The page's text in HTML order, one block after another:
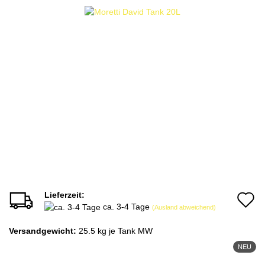
Lieferzeit:
ca. 3-4 Tage (Ausland abweichend)
Versandgewicht: 25.5 kg je Tank MW
NEU